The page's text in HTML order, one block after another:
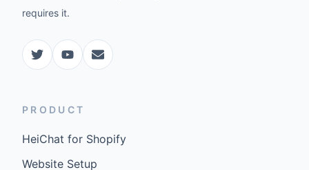
requires it.
PRODUCT
HeiChat for Shopify
Website Setup